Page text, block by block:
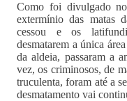
Como foi divulgado
extermínio das matas
cessou e os
desmatarem a única
da aldeia, passaram a
vez, os criminosos, de
truculenta, foram até a
desmatamento vai